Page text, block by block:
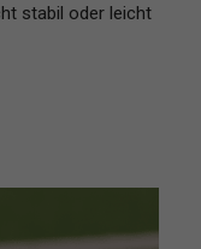
stabil oder leicht